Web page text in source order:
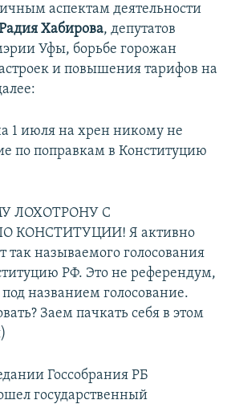
аспектам деятельности
Хабирова, депутатов
Уфы, борьбе горожан
и повышения тарифов на
1 июля на хрен никому не
по поправкам в Конституцию
ЛОХОТРОНУ С
КОНСТИТУЦИИ! Я активно
так называемого голосования
РФ. Это не референдум,
названием голосование.
Заем пачкать себя в этом
Госсобрания РБ
государственный